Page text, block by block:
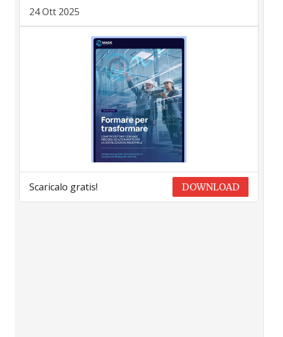
24 Ott 2025
Scaricalo gratis! DOWNLOAD